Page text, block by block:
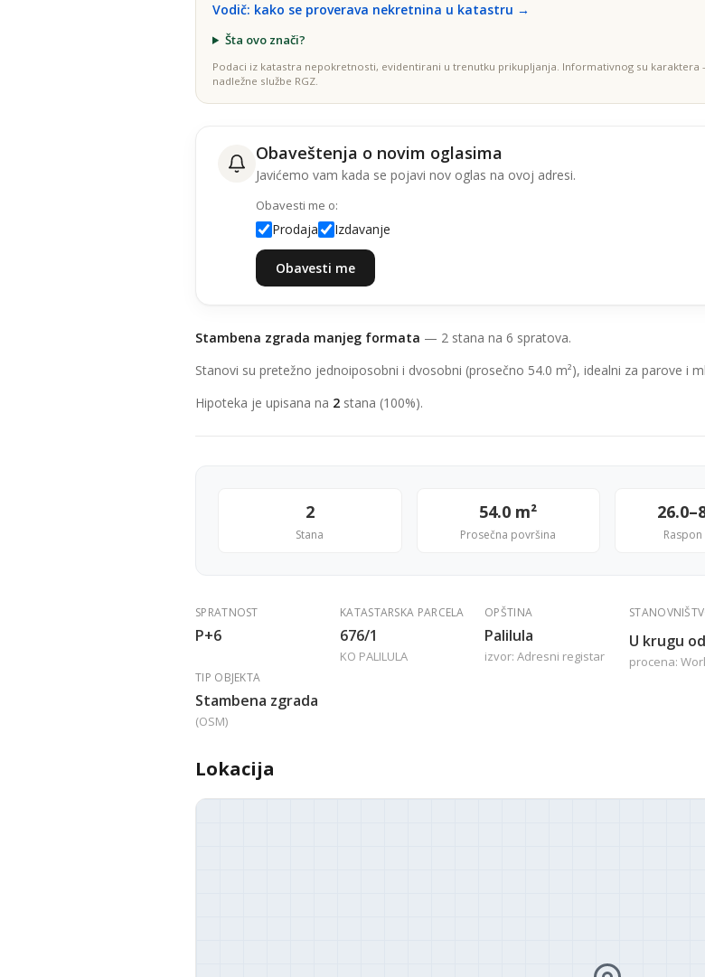
Vodič: kako se proverava nekretnina u katastru →
Šta ovo znači?
Podaci iz katastra nepokretnosti, evidentirani u trenutku prikupljanja. Informativnog su
nadležne službe RGZ.
Obaveštenja o novim oglasima
Javićemo vam kada se pojavi nov oglas na ovoj adresi.
Obavesti me o:
Prodaja Izdavanje
Obavesti me
Stambena zgrada manjeg formata — 2 stana na 6 spratova.
Stanovi su pretežno jednoiposobni i dvosobni (prosečno 54.0 m²), idealni za parove i
Hipoteka je upisana na 2 stana (100%).
2
Stana
54.0 m²
Prosečna površina
SPRATNOST
P+6
KATASTARSKA PARCELA
676/1
KO PALILULA
OPŠTINA
Palilula
izvor: Adresni registar
U krugu
procena:
TIP OBJEKTA
Stambena zgrada
(OSM)
Lokacija